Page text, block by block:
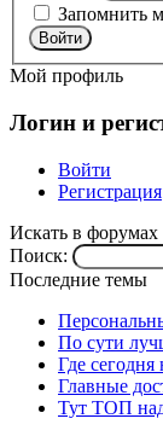
Запомнить
Войти
Мой профиль
Логин и
Войти
Регистрация
Искать в форумах
Поиск:
Последние темы
По сути
Где
Главные
Тут ТОП